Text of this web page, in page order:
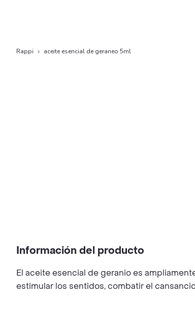
Rappi aceite esencial de geraneo 5ml
Información del producto
El aceite esencial de geranio es
estimular los sentidos, combatir el